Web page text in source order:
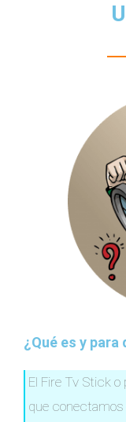
¿Qué es y para
El Fire Tv Stick o
que conectamos